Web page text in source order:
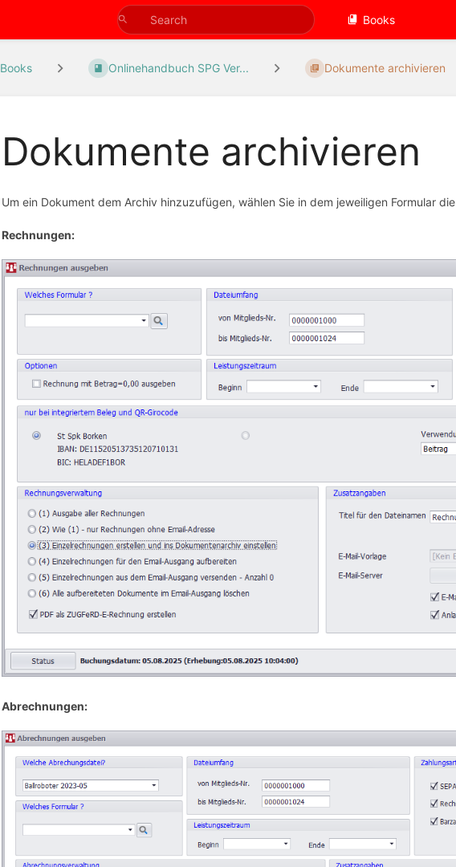
Books
Books Onlinehandbuch SPG Ver... Dokumente archivieren
Dokumente archivieren
Um ein Dokument dem Archiv hinzuzufügen, wählen Sie in dem jeweiligen Formular die
Rechnungen:
Abrechnungen: